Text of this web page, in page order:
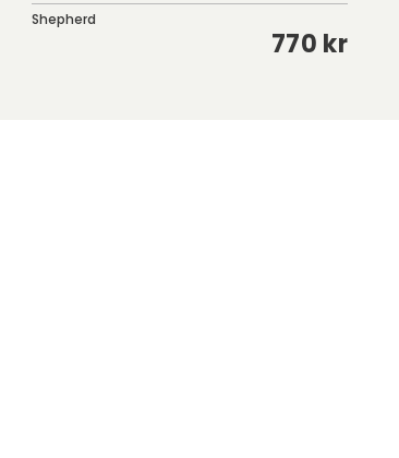
Shepherd
770 kr